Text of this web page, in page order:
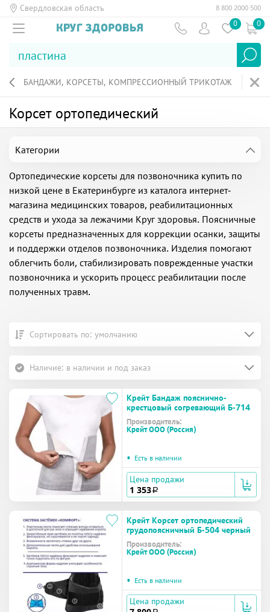
Свердловская область 8 800 2000 500
0 0
БАНДАЖИ, КОРСЕТЫ, КОМПРЕССИОННЫЙ ТРИКОТАЖ
Корсет ортопедический
Ортопедические корсеты для позвоночника купить по
низкой цене в Екатеринбурге из каталога интернет-
магазина медицинских товаров, реабилитационных
средств и ухода за лежачими Круг здоровья. Поясничные
корсеты предназначенных для коррекции осанки, защиты
и поддержки отделов позвоночника. Изделия помогают
облегчить боли, стабилизировать поврежденные участки
позвоночника и ускорить процесс реабилитации после
полученных травм.
Сортировать по: умолчанию
Наличие: в наличии и под заказ
Крейт Бандаж пояснично-
крестцовый согревающий Б-714
Производитель:
Крейт ООО (Россия)
• Есть в наличии
Цена продажи
1 353 a
Крейт Корсет ортопедический
грудопоясничный Б-504 черный
Производитель:
Крейт ООО (Россия)
• Есть в наличии
Цена продажи
Категории